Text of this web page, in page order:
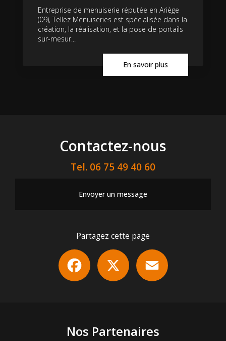
Entreprise de menuiserie réputée en Ariège
(09), Tellez Menuiseries est spécialisée dans la
création, la réalisation, et la pose de portails
sur-mesur...
En savoir plus
Contactez-nous
Tel. 06 75 49 40 60
Envoyer un message
Partagez cette page
Facebook
Nos Partenaires